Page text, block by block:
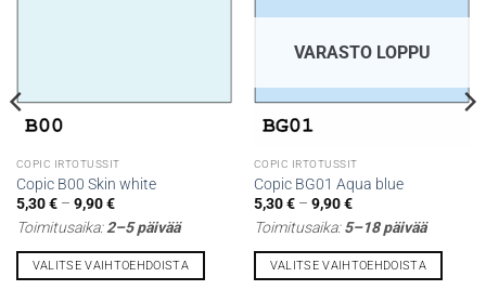
COPIC IRTOTUSSIT
Copic B00 Skin white
5,30€ – 9,90€Hintaluokka:
-
Toimitusaika:2–5 päivää
VALITSE VAIHTOEHDOISTA
VARASTO LOPPU
COPIC IRTOTUSSIT
Copic BG01 Aqua blue
5,30€ – 9,90€Hintaluokka:
-
Toimitusaika:5–18 päivää
VALITSE VAIHTOEHDOISTA